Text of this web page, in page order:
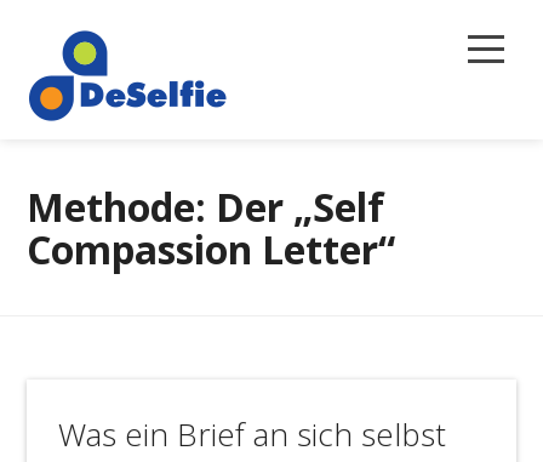
Magazin
Methode: Der „Self
Compassion Letter“
Was ein Brief an sich selbst